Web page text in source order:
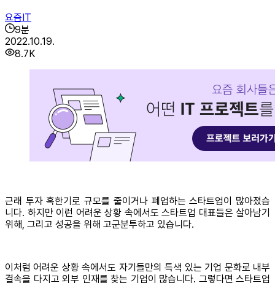
요즘IT
9분
2022.10.19.
8.7K
근래 투자 혹한기로 규모를 줄이거나 폐업하는 스타트업이 많아졌습
니다. 하지만 이런 어려운 상황 속에서도 스타트업 대표들은 살아남기
위해, 그리고 성공을 위해 고군분투하고 있습니다.
이처럼 어려운 상황 속에서도 자기들만의 특색 있는 기업 문화로 내부
결속을 다지고 외부 인재를 찾는 기업이 많습니다. 그렇다면 스타트업